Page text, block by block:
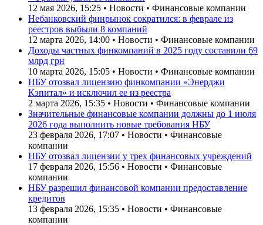
12 мая 2026, 15:25 • Новости • Финансовые компании
Небанковский финрынок сократился: в феврале из
реестров выбыли 8 компаний
12 марта 2026, 14:00 • Новости • Финансовые компании
Доходы частных финкомпаний в 2025 году составили 69
млрд грн
10 марта 2026, 15:05 • Новости • Финансовые компании
НБУ отозвал лицензию финкомпании «Энерджи
Кэпитал» и исключил ее из реестра
2 марта 2026, 15:35 • Новости • Финансовые компании
Значительные финансовые компании должны до 1 июля
2026 года выполнить новые требования НБУ
23 февраля 2026, 17:07 • Новости • Финансовые
компании
НБУ отозвал лицензии у трех финансовых учреждений
17 февраля 2026, 15:56 • Новости • Финансовые
компании
НБУ разрешил финансовой компании предоставление
кредитов
13 февраля 2026, 15:35 • Новости • Финансовые
компании